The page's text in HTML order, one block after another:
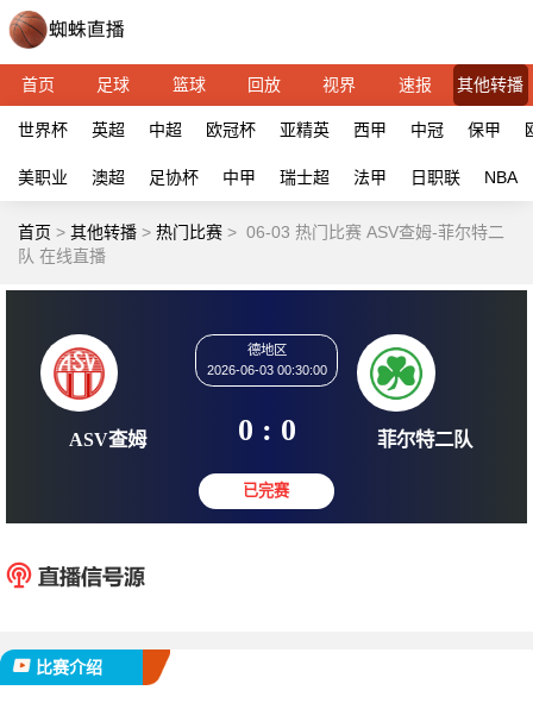
首页 足球 篮球 回放 视界 速报 其他转播
世界杯 英超 中超 欧冠杯 亚精英 西甲 中冠 保甲
美职业 澳超 足协杯 中甲 瑞士超 法甲 日职联 NBA
首页 > 其他转播 > 热门比赛 > 06-03 热门比赛 ASV查姆-菲尔特二
队 在线直播
2026-06-03 00:30:00
0 : 0
比赛介绍